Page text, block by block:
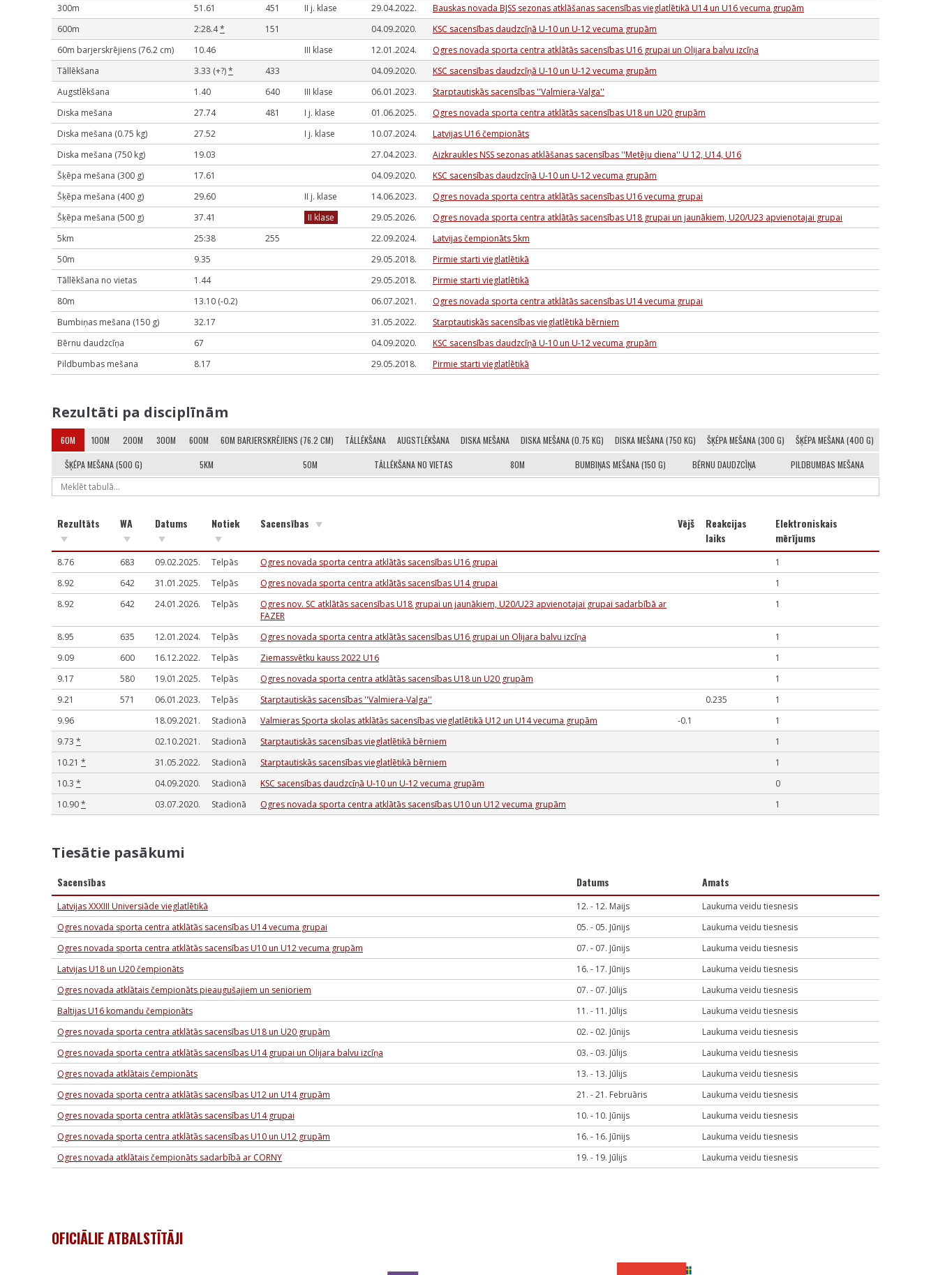
300m
51.61 451 II j. klase 29.04.2022.
Bauskas novada BJSS sezonas atklāšanas sacensības vieglatlētikā U14 un U16 vecuma grupām
600m
2:28.4* 151 04.09.2020.
KSC sacensības daudzcīņā U-10 un U-12 vecuma grupām
60m barjerskrējiens (76.2 cm)
10.46 III klase 12.01.2024.
Ogres novada sporta centra atklātās sacensības U16 grupai un Olijara balvu izcīņa
Tāllēkšana
3.33 (+?)* 433 04.09.2020.
KSC sacensības daudzcīņā U-10 un U-12 vecuma grupām
Augstlēkšana
1.40 640 III klase 06.01.2023.
Starptautiskās sacensības ''Valmiera-Valga''
Diska mešana
27.74 481 I j. klase 01.06.2025.
Ogres novada sporta centra atklātās sacensības U18 un U20 grupām
Diska mešana (0.75 kg)
27.52 I j. klase 10.07.2024.
Latvijas U16 čempionāts
Diska mešana (750 kg)
19.03 27.04.2023.
Aizkraukles NSS sezonas atklāšanas sacensības ''Metēju diena'' U 12, U14, U16
Šķēpa mešana (300 g)
17.61 04.09.2020.
KSC sacensības daudzcīņā U-10 un U-12 vecuma grupām
Šķēpa mešana (400 g)
29.60 II j. klase 14.06.2023.
Ogres novada sporta centra atklātās sacensības U16 vecuma grupai
Šķēpa mešana (500 g)
37.41 II klase 29.05.2026.
Ogres novada sporta centra atklātās sacensības U18 grupai un jaunākiem, U20/U23 apvienotajai grupai
5km
25:38 255 22.09.2024.
Latvijas čempionāts 5km
50m
9.35 29.05.2018.
Pirmie starti vieglatlētikā
Tāllēkšana no vietas
1.44 29.05.2018.
Pirmie starti vieglatlētikā
80m
13.10 (-0.2) 06.07.2021.
Ogres novada sporta centra atklātās sacensības U14 vecuma grupai
Bumbiņas mešana (150 g)
32.17 31.05.2022.
Starptautiskās sacensības vieglatlētikā bērniem
Bērnu daudzcīņa
67 04.09.2020.
KSC sacensības daudzcīņā U-10 un U-12 vecuma grupām
Pildbumbas mešana
8.17 29.05.2018. Pirmie starti vieglatlētikā
Rezultāti pa disciplīnām
60M 100M 200M 300M 600M 60M BARJERSKRĒJIENS (76.2 CM) TĀLLĒKŠANA AUGSTLĒKŠANA DISKA MEŠANA DISKA MEŠANA (0.75 KG) DISKA MEŠANA (750 KG) ŠĶĒPA MEŠANA (300 G) ŠĶĒPA MEŠANA (400 G)
ŠĶĒPA MEŠANA (500 G) 5KM 50M TĀLLĒKŠANA NO VIETAS 80M BUMBIŅAS MEŠANA (150 G) BĒRNU DAUDZCĪŅA PILDBUMBAS MEŠANA
Rezultāts WA Datums Notiek Sacensības Vējš
Reakcijas
laiks
Elektroniskais
mērījums
8.76 683 09.02.2025. Telpās Ogres novada sporta centra atklātās sacensības U16 grupai
1
8.92
642 31.01.2025. Telpās Ogres novada sporta centra atklātās sacensības U14 grupai
1
8.92
642 24.01.2026. Telpās
Ogres nov. SC atklātās sacensības U18 grupai un jaunākiem, U20/U23 apvienotajai grupai sadarbībā ar
FAZER
1
8.95 635 12.01.2024. Telpās Ogres novada sporta centra atklātās sacensības U16 grupai un Olijara balvu izcīņa
1
9.09
600 16.12.2022. Telpās Ziemassvētku kauss 2022 U16
1
9.17
580 19.01.2025. Telpās Ogres novada sporta centra atklātās sacensības U18 un U20 grupām
1
9.21
571 06.01.2023. Telpās Starptautiskās sacensības ''Valmiera-Valga'' 0.235
1
9.96
18.09.2021. Stadionā Valmieras Sporta skolas atklātās sacensības vieglatlētikā U12 un U14 vecuma grupām -0.1
1
9.73 * 02.10.2021. Stadionā Starptautiskās sacensības vieglatlētikā bērniem
1
10.21 * 31.05.2022. Stadionā Starptautiskās sacensības vieglatlētikā bērniem
1
10.3 * 04.09.2020. Stadionā KSC sacensības daudzcīņā U-10 un U-12 vecuma grupām
0
10.90* 03.07.2020. Stadionā Ogres novada sporta centra atklātās sacensības U10 un U12 vecuma grupām 1
Tiesātie pasākumi
Sacensības Datums Amats
Latvijas XXXIII Universiāde vieglatlētikā 12. - 12. Maijs
Laukuma veidu tiesnesis
Ogres novada sporta centra atklātās sacensības U14 vecuma grupai
05. - 05. Jūnijs
Laukuma veidu tiesnesis
Ogres novada sporta centra atklātās sacensības U10 un U12 vecuma grupām
07. - 07. Jūnijs
Laukuma veidu tiesnesis
Latvijas U18 un U20 čempionāts
16. - 17. Jūnijs
Laukuma veidu tiesnesis
Ogres novada atklātais čempionāts pieaugušajiem un senioriem
07. - 07. Jūlijs
Laukuma veidu tiesnesis
Baltijas U16 komandu čempionāts
11. - 11. Jūlijs
Laukuma veidu tiesnesis
Ogres novada sporta centra atklātās sacensības U18 un U20 grupām
02. - 02. Jūnijs
Laukuma veidu tiesnesis
Ogres novada sporta centra atklātās sacensības U14 grupai un Olijara balvu izcīņa
03. - 03. Jūlijs
Laukuma veidu tiesnesis
Ogres novada atklātais čempionāts
13. - 13. Jūlijs
Laukuma veidu tiesnesis
Ogres novada sporta centra atklātās sacensības U12 un U14 grupām
21. - 21. Februāris
Laukuma veidu tiesnesis
Ogres novada sporta centra atklātās sacensības U14 grupai
10. - 10. Jūnijs
Laukuma veidu tiesnesis
Ogres novada sporta centra atklātās sacensības U10 un U12 grupām
16. - 16. Jūnijs
Laukuma veidu tiesnesis
Ogres novada atklātais čempionāts sadarbībā ar CORNY
19. - 19. Jūlijs Laukuma veidu tiesnesis
OFICIĀLIE ATBALSTĪTĀJI